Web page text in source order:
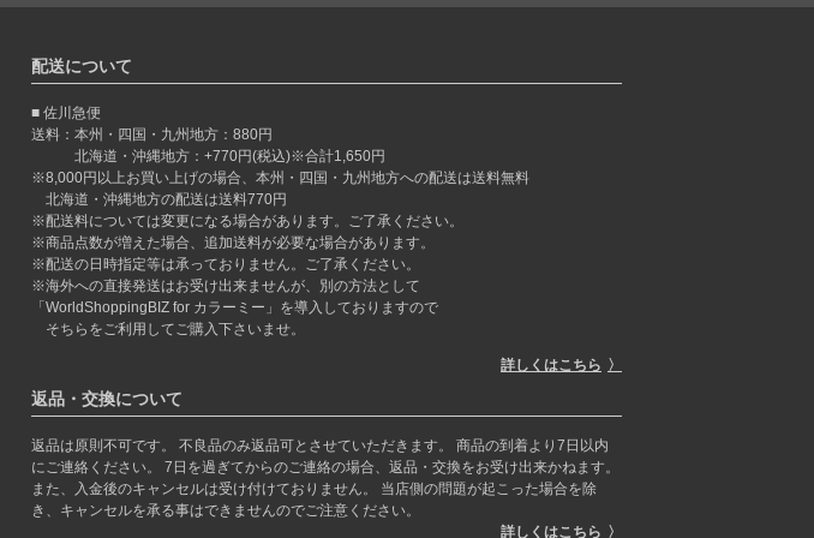
配送について
佐川急便
送料：本州・四国・九州地方：880円
北海道・沖縄地方：+770円(税込)※合計1,650円
※8,000円以上お買い上げの場合、本州・四国・九州地方への配送は送料無料
北海道・沖縄地方の配送は送料770円
※配送料については変更になる場合があります。ご了承ください。
※商品点数が増えた場合、追加送料が必要な場合があります。
※配送の日時指定等は承っておりません。ご了承ください。
※海外への直接発送はお受け出来ませんが、別の方法として
「WorldShoppingBIZ for カラーミー」を導入しておりますので
そちらをご利用してご購入下さいませ。
詳しくはこちら
返品・交換について
返品は原則不可です。 不良品のみ返品可とさせていただきます。 商品の到着より7日以内
にご連絡ください。 7日を過ぎてからのご連絡の場合、返品・交換をお受け出来かねます。
また、入金後のキャンセルは受け付けておりません。 当店側の問題が起こった場合を除
き、キャンセルを承る事はできませんのでご注意ください。
詳しくはこちら